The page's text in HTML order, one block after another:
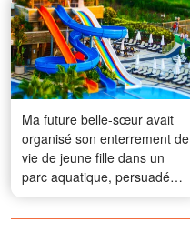
Ma future belle-sœur avait
organisé son enterrement de
vie de jeune fille dans un
parc aquatique, persuadée
que je refuserais parce que
j'étais « trop grosse » - Mais